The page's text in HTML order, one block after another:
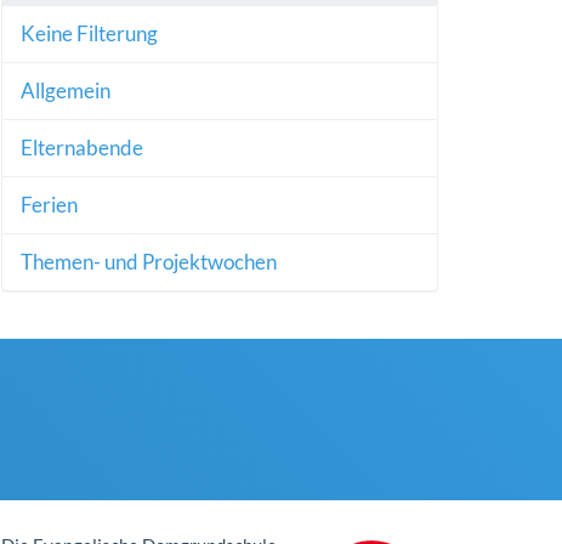
Keine Filterung
Allgemein
Elternabende
Ferien
Themen- und Projektwochen